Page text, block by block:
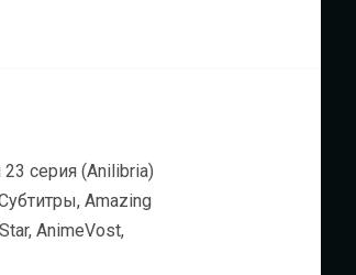
23 серия (Anilibria)
Amazing
AnimeVost,